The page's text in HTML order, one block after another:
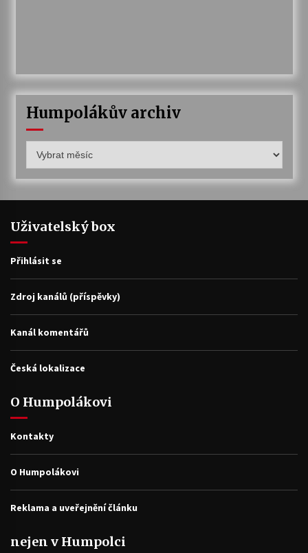
Humpolákův archiv
archiv
Uživatelský box
Přihlásit se
Zdroj kanálů (příspěvky)
Kanál komentářů
Česká lokalizace
O Humpolákovi
Kontakty
O Humpolákovi
Reklama a uveřejnění článku
nejen v Humpolci